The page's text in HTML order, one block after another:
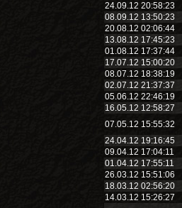
24.09.12 20:58:23
08.09.12 13:50:23
20.08.12 02:06:44
13.08.12 17:45:23
01.08.12 17:37:44
17.07.12 15:00:20
08.07.12 18:38:19
02.07.12 21:37:37
05.06.12 22:46:19
16.05.12 12:58:27
07.05.12 15:55:32
24.04.12 19:16:45
09.04.12 17:04:11
01.04.12 17:55:11
26.03.12 15:51:06
18.03.12 02:56:20
14.03.12 15:26:27